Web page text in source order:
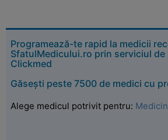
Programează-te rapid la medicii
SfatulMedicului.ro prin serviciul de
Clickmed
Găsești peste 7500 de medici cu
Alege medicul potrivit pentru: